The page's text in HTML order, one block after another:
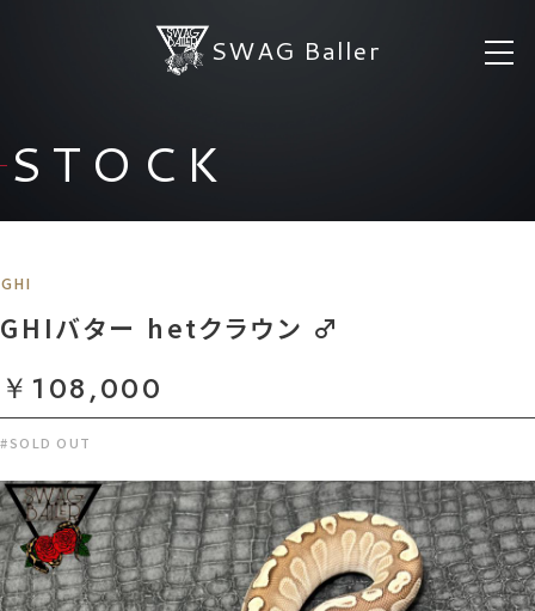
SWAG Baller
STOCK
GHI
GHIバター hetクラウン ♂
￥108,000
#SOLD OUT